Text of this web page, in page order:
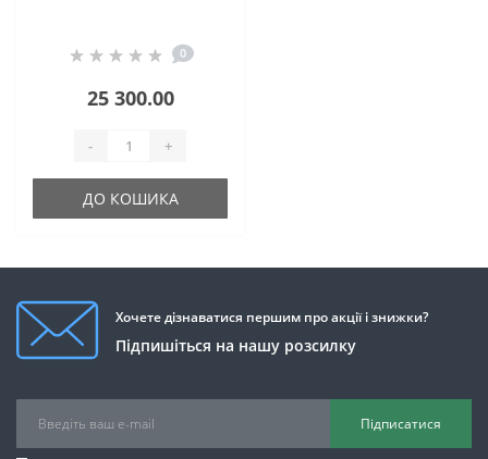
0
25 300.00
- +
ДО КОШИКА
Хочете дізнаватися першим про акції і знижки?
Підпишіться на нашу розсилку
Підписатися